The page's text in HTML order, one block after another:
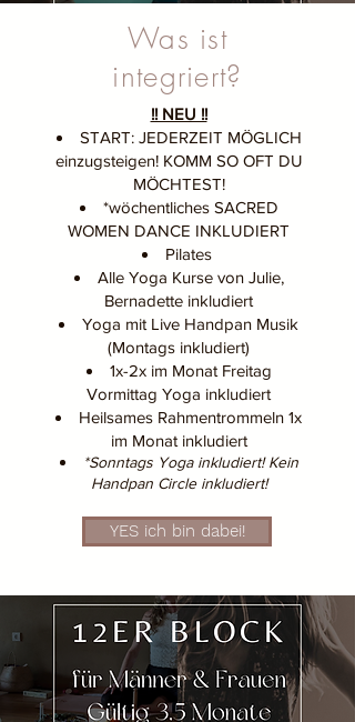
Was ist
integriert?
!! NEU !!
START: JEDERZEIT MÖGLICH
einzugsteigen! KOMM SO OFT DU
MÖCHTEST!
*wöchentliches SACRED
WOMEN DANCE INKLUDIERT
Pilates
Alle Yoga Kurse von Julie,
Bernadette inkludiert
Yoga mit Live Handpan Musik
(Montags inkludiert)
1x-2x im Monat Freitag
Vormittag Yoga inkludiert
Heilsames Rahmentrommeln 1x
im Monat inkludiert
*Sonntags Yoga inkludiert! Kein
Handpan Circle inkludiert!
YES ich bin dabei!